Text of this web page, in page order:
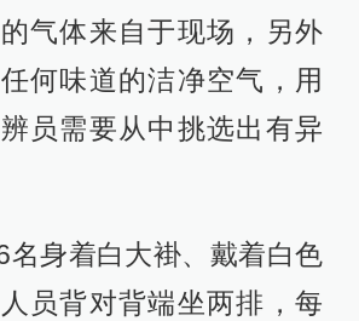
气体来自于现场，另外
何味道的洁净空气，用
员需要从中挑选出有异
名身着白大褂、戴着白色
员背对背端坐两排，每